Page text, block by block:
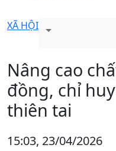
XÃ HỘI
Nâng cao
đồng, chỉ
thiên tai
15:03, 23/04/2026